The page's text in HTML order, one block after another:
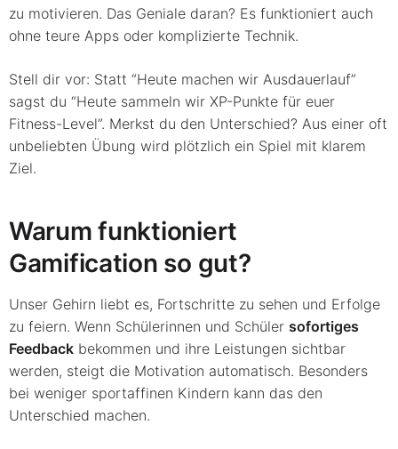
zu motivieren. Das Geniale daran? Es funktioniert auch
ohne teure Apps oder komplizierte Technik.
Stell dir vor: Statt “Heute machen wir Ausdauerlauf”
sagst du “Heute sammeln wir XP-Punkte für euer
Fitness-Level”. Merkst du den Unterschied? Aus einer oft
unbeliebten Übung wird plötzlich ein Spiel mit klarem
Ziel.
Warum funktioniert
Gamification so gut?
Unser Gehirn liebt es, Fortschritte zu sehen und Erfolge
zu feiern. Wenn Schülerinnen und Schüler sofortiges
Feedback bekommen und ihre Leistungen sichtbar
werden, steigt die Motivation automatisch. Besonders
bei weniger sportaffinen Kindern kann das den
Unterschied machen.